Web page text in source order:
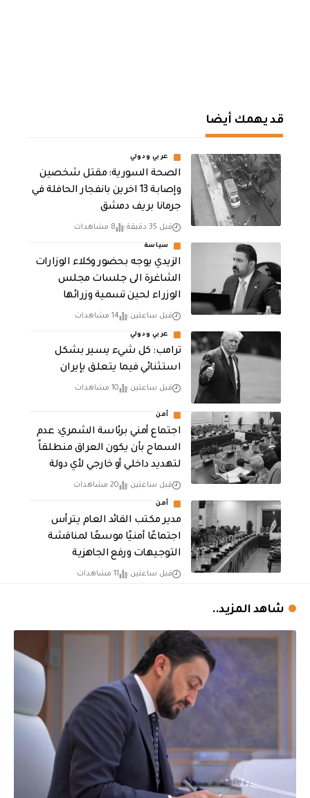
قد يهمك أيضا
عربي ودولي
الصحة السورية: مقتل شخصين
وإصابة 13 اخرين بانفجار الحافلة في
جرمانا بريف دمشق
قبل 35 دقيقة 8 مشاهدات
سياسة
الزيدي يوجه بحضور وكلاء الوزارات
الشاغرة الى جلسات مجلس
الوزراء لحين تسمية وزرائها
قبل ساعتين 14 مشاهدات
عربي ودولي
ترامب: كل شيء يسير بشكل
استثنائي فيما يتعلق بإيران
قبل ساعتين 10 مشاهدات
أمن
اجتماع أمني برئاسة الشمري: عدم
السماح بأن يكون العراق منطلقاً
لتهديد داخلي أو خارجي لأي دولة
قبل ساعتين 20 مشاهدات
أمن
مدير مكتب القائد العام يترأس
اجتماعًا أمنيًا موسعًا لمناقشة
التوجيهات ورفع الجاهزية
قبل ساعتين 11 مشاهدات
شاهد المزيد..